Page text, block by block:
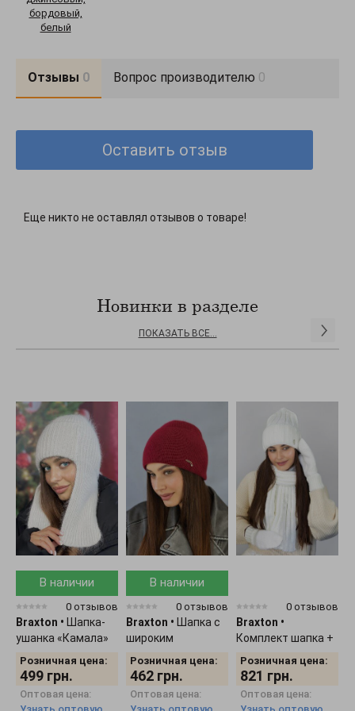
бордовый,
белый
Отзывы 0 Вопрос производителю 0
Оставить отзыв
Еще никто не оставлял отзывов о товаре!
Новинки в разделе
ПОКАЗАТЬ ВСЕ...
В наличии
0 отзывов
Braxton •
Шапка-
ушанка «Камала»
Розничная цена:
499 грн.
Оптовая цена:
В наличии
0 отзывов
Braxton •
Шапка с
широким
5167
Розничная цена:
462 грн.
Оптовая цена:
0 отзывов
Braxton •
Комплект шапка +
женский 5309
Розничная цена:
821 грн.
Оптовая цена: